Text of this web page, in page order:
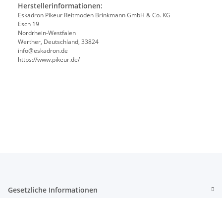
Herstellerinformationen:
Eskadron Pikeur Reitmoden Brinkmann GmbH & Co. KG
Esch 19
Nordrhein-Westfalen
Werther, Deutschland, 33824
info@eskadron.de
https://www.pikeur.de/
Gesetzliche Informationen